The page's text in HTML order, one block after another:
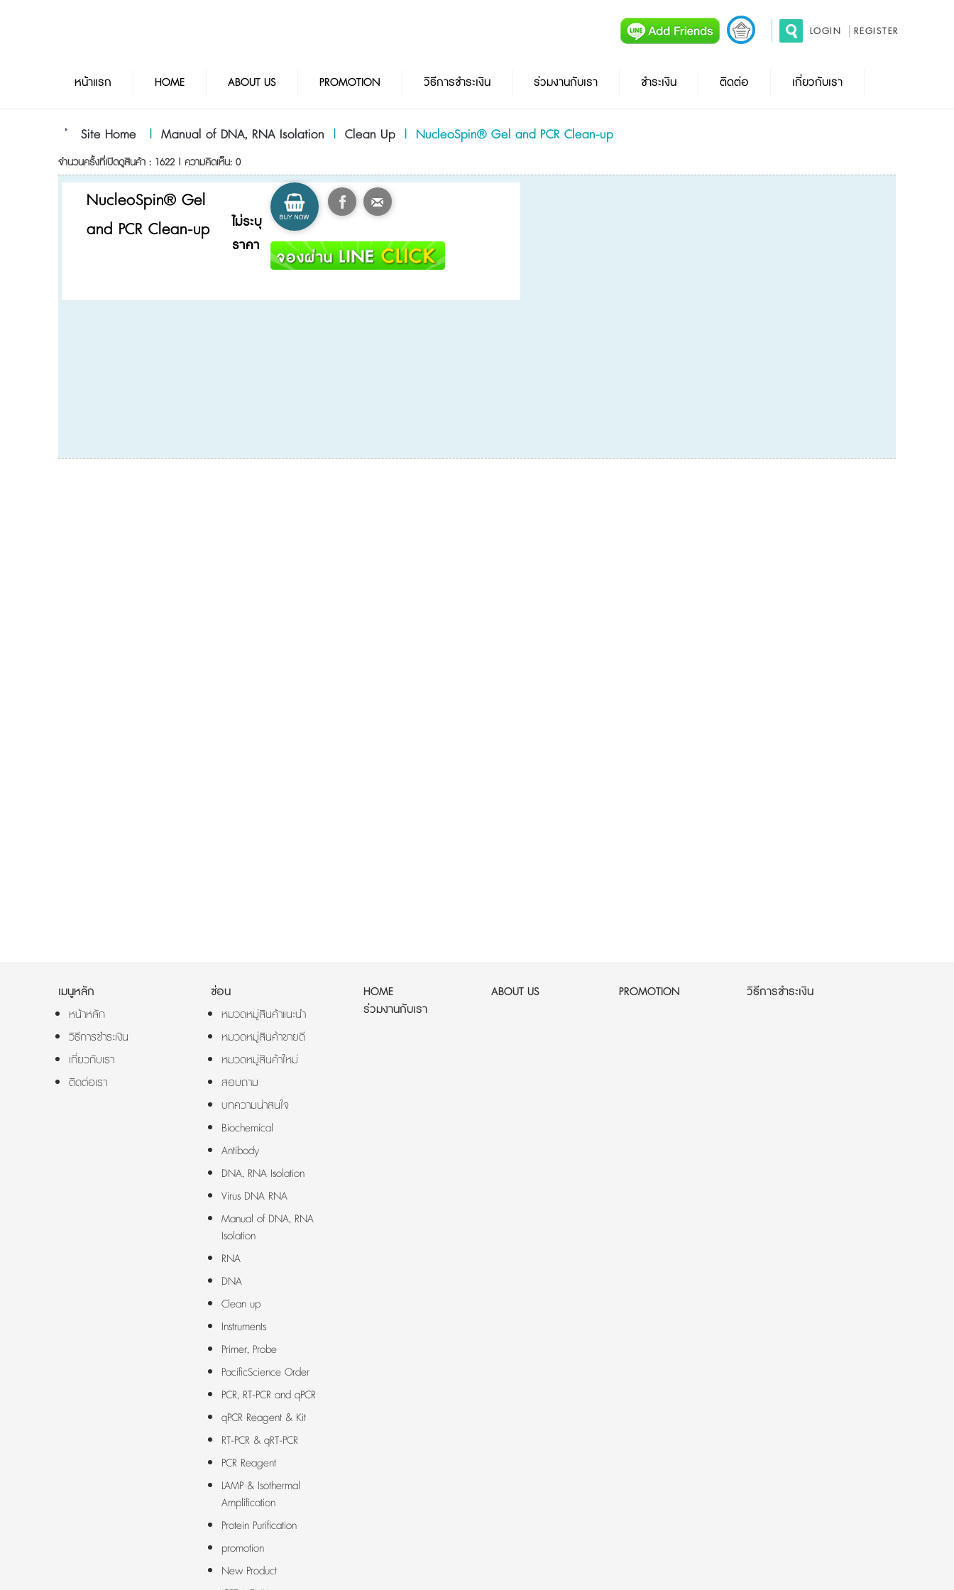
LOGIN REGISTER
หน้าแรก HOME ABOUT US PROMOTION วิธีการชำระเงิน ร่วมงานกับเรา ชำระเงิน ติดต่อ เกี่ยวกับเรา
Site Home | Manual of DNA, RNA Isolation | Clean Up | NucleoSpin® Gel and PCR Clean-up
จำนวนครั้งที่เปิดดูสินค้า : 1622 | ความคิดเห็น: 0
NucleoSpin® Gel
and PCR Clean-up
ไม่ระบุ
ราคา
เมนูหลัก
หน้าหลัก
วิธีการชำระเงิน
เกี่ยวกับเรา
ติดต่อเรา
ซ่อน
หมวดหมู่สินค้าแนะนำ
หมวดหมู่สินค้าขายดี
หมวดหมู่สินค้าใหม่
สอบถาม
บทความน่าสนใจ
Biochemical
Antibody
DNA, RNA Isolation
Virus DNA RNA
Manual of DNA, RNA
Isolation
RNA
DNA
Clean up
Instruments
Primer, Probe
PacificScience Order
PCR, RT-PCR and qPCR
qPCR Reagent & Kit
RT-PCR & qRT-PCR
PCR Reagent
LAMP & Isothermal
Amplification
Protein Purification
promotion
New Product
HOME ABOUT US PROMOTION
วิธีการชำระเงิน
ร่วมงานกับเรา